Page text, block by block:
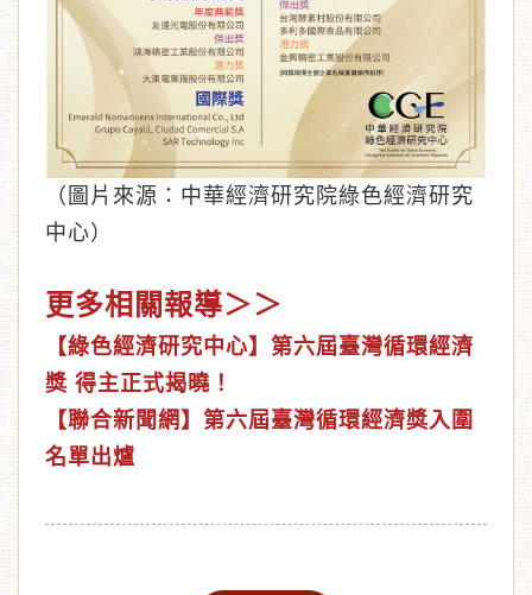
（圖片來源：中華經濟研究院綠色經濟研究
中心）
更多相關報導＞＞
【綠色經濟研究中心】第六屆臺灣循環經濟
獎 得主正式揭曉！
【聯合新聞網 】第六屆臺灣循環經濟獎入圍
名單出爐